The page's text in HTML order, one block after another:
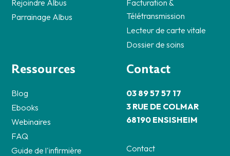
Rejoindre Albus
Parrainage Albus
Facturation &
Télétransmission
Lecteur de carte vitale
Dossier de soins
Ressources
Blog
Ebooks
Webinaires
FAQ
Guide de l'infirmière
Contact
03 89 57 57 17
3 RUE DE COLMAR
68190 ENSISHEIM
Contact